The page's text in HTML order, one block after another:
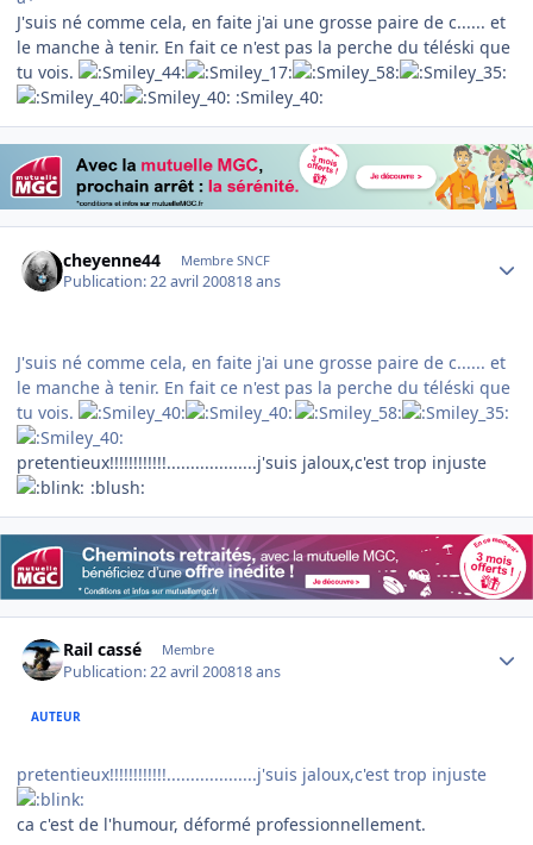
J'suis né comme cela, en faite j'ai une grosse paire de c...... et
le manche à tenir. En fait ce n'est pas la perche du téléski que
tu vois.
:Smiley_40:
cheyenne44 Membre SNCF
Publication:22 avril 200818 ans
J'suis né comme cela, en faite j'ai une grosse paire de c...... et
le manche à tenir. En fait ce n'est pas la perche du téléski que
tu vois.
pretentieux!!!!!!!!!!!!...................j'suis jaloux,c'est trop injuste
:blush:
Rail cassé Membre
Publication:22 avril 200818 ans
AUTEUR
pretentieux!!!!!!!!!!!!...................j'suis jaloux,c'est trop injuste
ca c'est de l'humour, déformé professionnellement.